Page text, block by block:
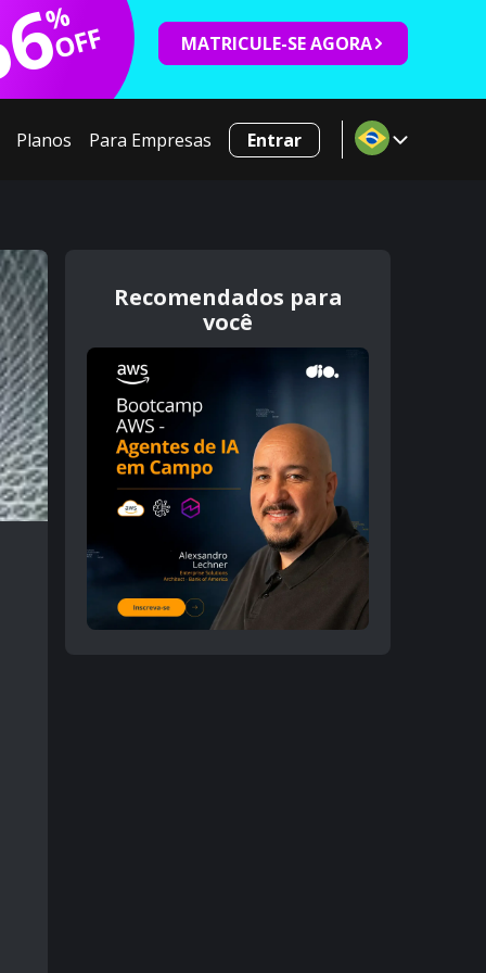
%
OFF MATRICULE-SE AGORA
Planos Para Empresas Entrar
Recomendados para
você